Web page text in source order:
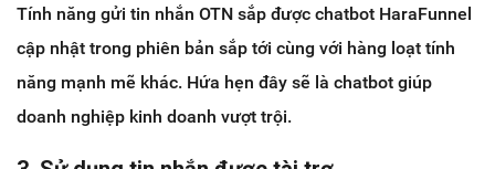
Tính năng gửi tin nhắn OTN sắp được chatbot HaraFunnel
cập nhật trong phiên bản sắp tới cùng với hàng loạt tính
năng mạnh mẽ khác. Hứa hẹn đây sẽ là chatbot giúp
doanh nghiệp kinh doanh vượt trội.